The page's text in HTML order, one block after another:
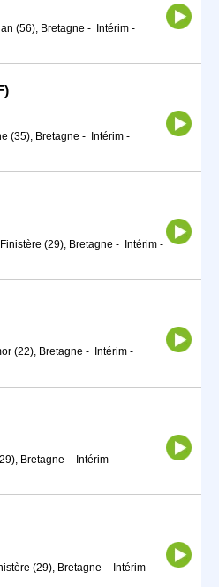
(56), Bretagne - Intérim -
(35), Bretagne - Intérim -
(29), Bretagne - Intérim -
(22), Bretagne - Intérim -
Bretagne - Intérim -
(29), Bretagne - Intérim -